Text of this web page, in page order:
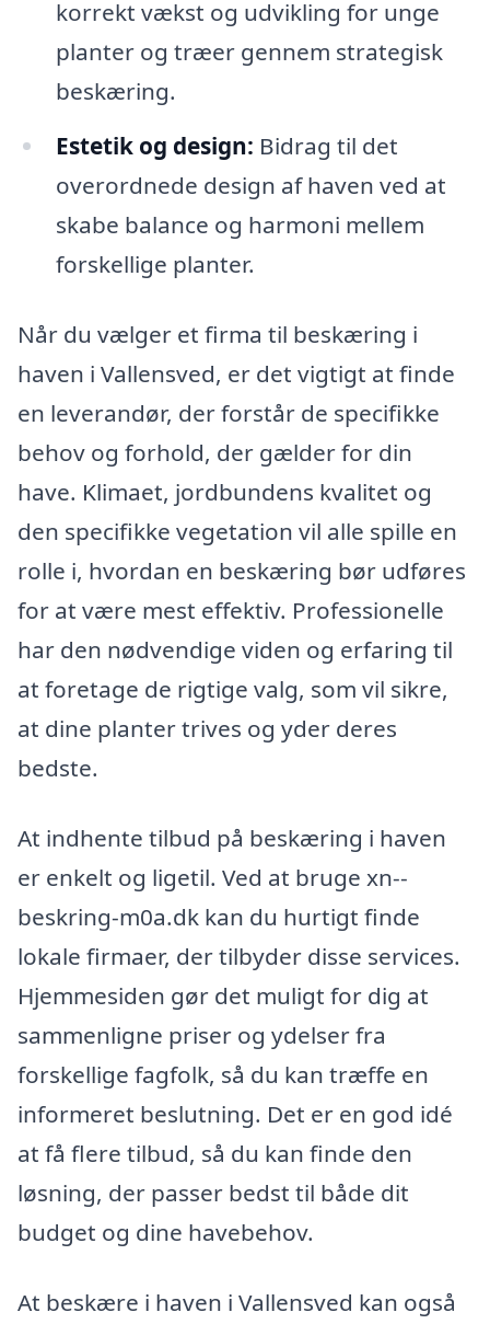
korrekt vækst og udvikling for unge
planter og træer gennem strategisk
beskæring.
Estetik og design: Bidrag til det
overordnede design af haven ved at
skabe balance og harmoni mellem
forskellige planter.
Når du vælger et firma til beskæring i
haven i Vallensved, er det vigtigt at finde
en leverandør, der forstår de specifikke
behov og forhold, der gælder for din
have. Klimaet, jordbundens kvalitet og
den specifikke vegetation vil alle spille en
rolle i, hvordan en beskæring bør udføres
for at være mest effektiv. Professionelle
har den nødvendige viden og erfaring til
at foretage de rigtige valg, som vil sikre,
at dine planter trives og yder deres
bedste.
At indhente tilbud på beskæring i haven
er enkelt og ligetil. Ved at bruge xn--
beskring-m0a.dk kan du hurtigt finde
lokale firmaer, der tilbyder disse services.
Hjemmesiden gør det muligt for dig at
sammenligne priser og ydelser fra
forskellige fagfolk, så du kan træffe en
informeret beslutning. Det er en god idé
at få flere tilbud, så du kan finde den
løsning, der passer bedst til både dit
budget og dine havebehov.
At beskære i haven i Vallensved kan også